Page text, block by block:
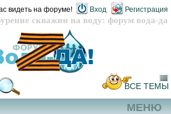
скважин на воду: форум вода-да
видеть на форуме! Вход Регистрация
МЕНЮ
ВСЕ ТЕМЫ